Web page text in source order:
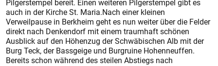
Pilgerstempel bereit. Einen weiteren Pilgerstempel gibt es
auch in der Kirche St. Maria.Nach einer kleinen
Verweilpause in Berkheim geht es nun weiter über die Felder
direkt nach Denkendorf mit einem traumhaft schönen
Ausblick auf den Höhenzug der Schwäbischen Alb mit der
Burg Teck, der Bassgeige und Burgruine Hohenneuffen.
Bereits schon während des steilen Abstiegs nach